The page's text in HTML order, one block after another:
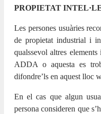
PROPIETAT
Les persones usuàries
de propietat industrial i
qualssevol altres
ADDA o aquesta es
difondre’ls en aquest lloc
En el cas que algun
persona consideren que